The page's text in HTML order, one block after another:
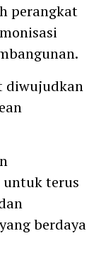
perangkat
diwujudkan
terus
berdaya